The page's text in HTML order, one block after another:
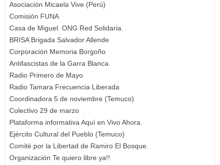
Asociación Micaela Vive (Perú)
Comisión FUNA
Casa de Miguel. ONG Red Solidaria.
BRISA Brigada Salvador Allende
Corporación Memoria Borgoño
Antifascistas de la Garra Blanca
Radio Primero de Mayo
Radio Tamara Frecuencia Liberada
Coordinadora 5 de noviembre (Temuco)
Colectivo 29 de marzo
Plataforma informativa Aquí en Vivo Ahora.
Ejército Cultural del Pueblo (Temuco)
Comité por la Libertad de Ramiro El Bosque.
Organización Te quiero libre ya!!